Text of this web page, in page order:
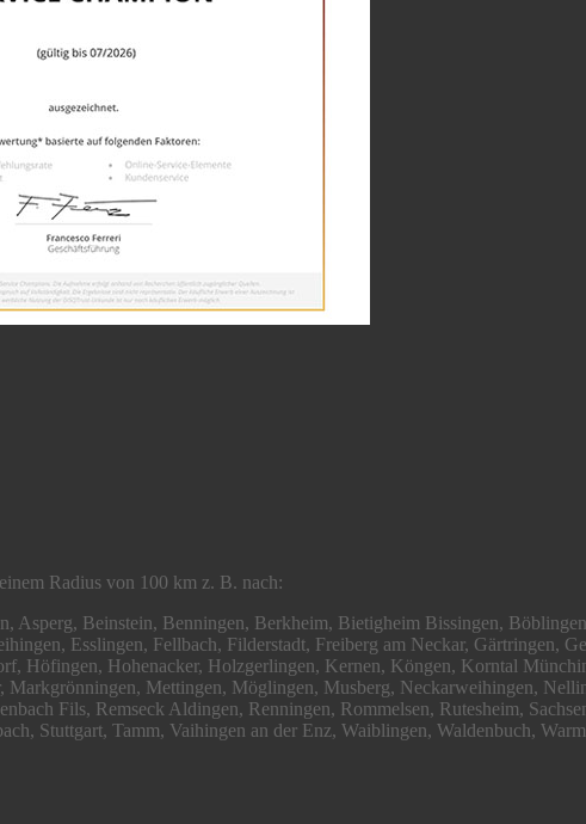
Radius von 100 km z. B. nach:
Asperg, Beinstein, Benningen, Berkheim, Bietigheim Bissingen,
Esslingen, Fellbach, Filderstadt, Freiberg am Neckar, Gärtringen,
Höfingen, Hohenacker, Holzgerlingen, Kernen, Köngen, Korntal
Markgrönningen, Mettingen, Möglingen, Musberg, Neckarweihingen,
Fils, Remseck Aldingen, Renningen, Rommelsen, Rutesheim,
Stuttgart, Tamm, Vaihingen an der Enz, Waiblingen, Waldenbuch,